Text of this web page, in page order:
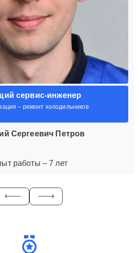
сервис-инженер
– ремонт холодильников
Сергеевич Петров
работы – 7 лет